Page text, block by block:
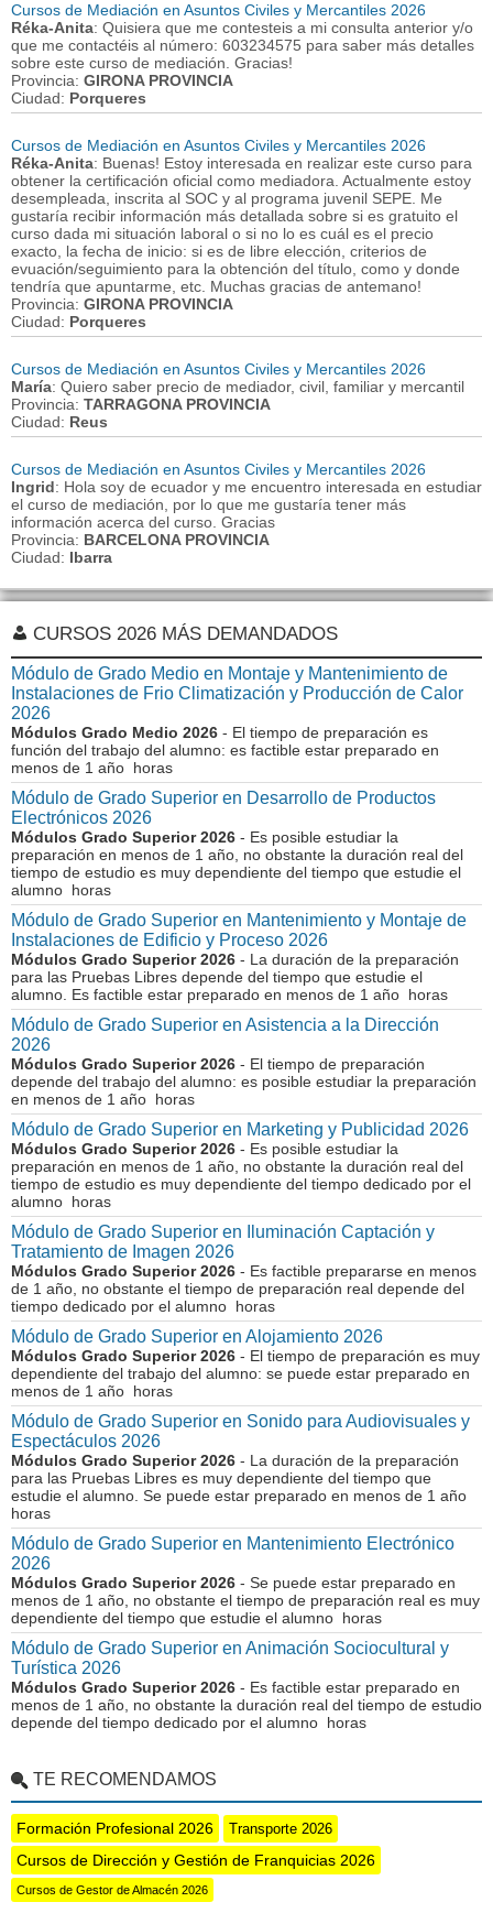
Cursos de Mediación en Asuntos Civiles y Mercantiles 2026
Réka-Anita: Quisiera que me contesteis a mi consulta anterior y/o
que me contactéis al número: 603234575 para saber más detalles
sobre este curso de mediación. Gracias!
Provincia: GIRONA PROVINCIA
Ciudad: Porqueres
Cursos de Mediación en Asuntos Civiles y Mercantiles 2026
Réka-Anita: Buenas! Estoy interesada en realizar este curso para
obtener la certificación oficial como mediadora. Actualmente estoy
desempleada, inscrita al SOC y al programa juvenil SEPE. Me
gustaría recibir información más detallada sobre si es gratuito el
curso dada mi situación laboral o si no lo es cuál es el precio
exacto, la fecha de inicio: si es de libre elección, criterios de
evuación/seguimiento para la obtención del título, como y donde
tendría que apuntarme, etc. Muchas gracias de antemano!
Provincia: GIRONA PROVINCIA
Ciudad: Porqueres
Cursos de Mediación en Asuntos Civiles y Mercantiles 2026
María: Quiero saber precio de mediador, civil, familiar y mercantil
Provincia: TARRAGONA PROVINCIA
Ciudad: Reus
Cursos de Mediación en Asuntos Civiles y Mercantiles 2026
Ingrid: Hola soy de ecuador y me encuentro interesada en estudiar
el curso de mediación, por lo que me gustaría tener más
información acerca del curso. Gracias
Provincia: BARCELONA PROVINCIA
Ciudad: Ibarra
CURSOS 2026 MÁS DEMANDADOS
Módulo de Grado Medio en Montaje y Mantenimiento de
Instalaciones de Frio Climatización y Producción de Calor
2026
Módulos Grado Medio 2026 - El tiempo de preparación es
función del trabajo del alumno: es factible estar preparado en
menos de 1 año horas
Módulo de Grado Superior en Desarrollo de Productos
Electrónicos 2026
Módulos Grado Superior 2026 - Es posible estudiar la
preparación en menos de 1 año, no obstante la duración real del
tiempo de estudio es muy dependiente del tiempo que estudie el
alumno horas
Módulo de Grado Superior en Mantenimiento y Montaje de
Instalaciones de Edificio y Proceso 2026
Módulos Grado Superior 2026 - La duración de la preparación
para las Pruebas Libres depende del tiempo que estudie el
alumno. Es factible estar preparado en menos de 1 año horas
Módulo de Grado Superior en Asistencia a la Dirección
2026
Módulos Grado Superior 2026 - El tiempo de preparación
depende del trabajo del alumno: es posible estudiar la preparación
en menos de 1 año horas
Módulo de Grado Superior en Marketing y Publicidad 2026
Módulos Grado Superior 2026 - Es posible estudiar la
preparación en menos de 1 año, no obstante la duración real del
tiempo de estudio es muy dependiente del tiempo dedicado por el
alumno horas
Módulo de Grado Superior en Iluminación Captación y
Tratamiento de Imagen 2026
Módulos Grado Superior 2026 - Es factible prepararse en menos
de 1 año, no obstante el tiempo de preparación real depende del
tiempo dedicado por el alumno horas
Módulo de Grado Superior en Alojamiento 2026
Módulos Grado Superior 2026 - El tiempo de preparación es muy
dependiente del trabajo del alumno: se puede estar preparado en
menos de 1 año horas
Módulo de Grado Superior en Sonido para Audiovisuales y
Espectáculos 2026
Módulos Grado Superior 2026 - La duración de la preparación
para las Pruebas Libres es muy dependiente del tiempo que
estudie el alumno. Se puede estar preparado en menos de 1 año
horas
Módulo de Grado Superior en Mantenimiento Electrónico
2026
Módulos Grado Superior 2026 - Se puede estar preparado en
menos de 1 año, no obstante el tiempo de preparación real es muy
dependiente del tiempo que estudie el alumno horas
Módulo de Grado Superior en Animación Sociocultural y
Turística 2026
Módulos Grado Superior 2026 - Es factible estar preparado en
menos de 1 año, no obstante la duración real del tiempo de estudio
depende del tiempo dedicado por el alumno horas
TE RECOMENDAMOS
Formación Profesional 2026 Transporte 2026
Cursos de Dirección y Gestión de Franquicias 2026
Cursos de Gestor de Almacén 2026